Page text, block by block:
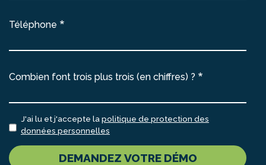
Téléphone
Combien font trois plus trois (en chiffres) ?
J'ai lu et j'accepte la politique de protection des
données personnelles
DEMANDEZ VOTRE DÉMO